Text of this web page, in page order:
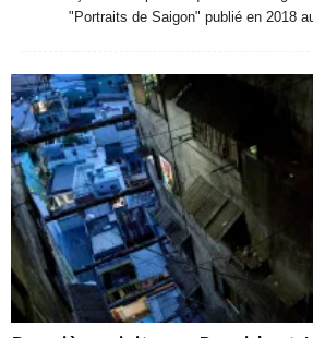
"Portraits de Saigon" publié en 2018